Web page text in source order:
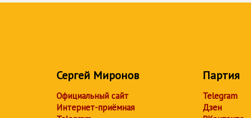
Сергей Миронов
Официальный сайт
Интернет-приёмная
Партия
Telegram
Дзен